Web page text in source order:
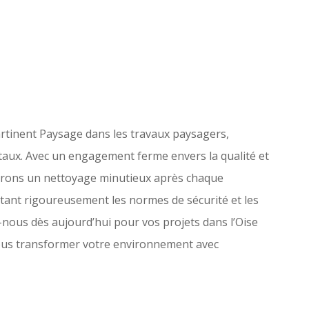
Paysage dans les travaux paysagers,
Avec un engagement ferme envers la qualité et
un nettoyage minutieux après chaque
rigoureusement les normes de sécurité et les
dès aujourd’hui pour vos projets dans l’Oise
transformer votre environnement avec